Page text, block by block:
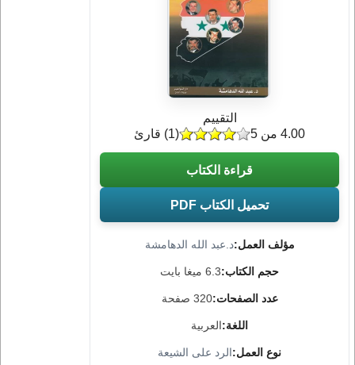
مؤلف العمل:د.عبد الله الدهامشة
حجم الكتاب:6.3 ميغا بايت
عدد الصفحات:320 صفحة
اللغة:العربية
نوع العمل:الرد على الشيعة
التقييم
(
1) قارئ 4.00 من 5
قراءة الكتاب
تحميل الكتاب PDF